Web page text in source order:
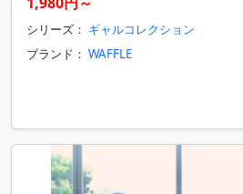
シリーズ： ギャルコレクション
ブランド： WAFFLE